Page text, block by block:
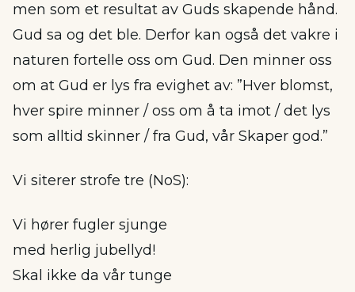
men som et resultat av Guds skapende hånd.
Gud sa og det ble. Derfor kan også det vakre i
naturen fortelle oss om Gud. Den minner oss
om at Gud er lys fra evighet av: ”Hver blomst,
hver spire minner / oss om å ta imot / det lys
som alltid skinner / fra Gud, vår Skaper god.”
Vi siterer strofe tre (NoS):
Vi hører fugler sjunge
med herlig jubellyd!
Skal ikke da vår tunge